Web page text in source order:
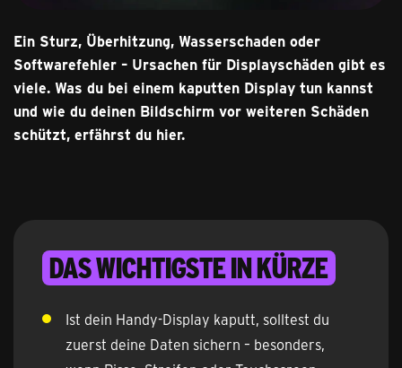
Ein Sturz, Überhitzung, Wasserschaden oder
Softwarefehler – Ursachen für Displayschäden gibt es
viele. Was du bei einem kaputten Display tun kannst
und wie du deinen Bildschirm vor weiteren Schäden
schützt, erfährst du hier.
Das Wichtigste in Kürze
Ist dein Handy-Display kaputt, solltest du
zuerst deine Daten sichern – besonders,